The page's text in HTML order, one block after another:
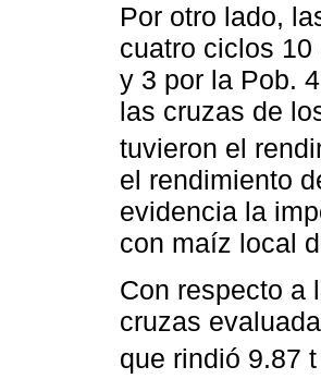
Por otro lado,
cuatro ciclos
y 3 por la Pob.
las cruzas de
tuvieron el
el rendimiento
evidencia la
con maíz local
Con respecto a
cruzas
que rindió 9.87